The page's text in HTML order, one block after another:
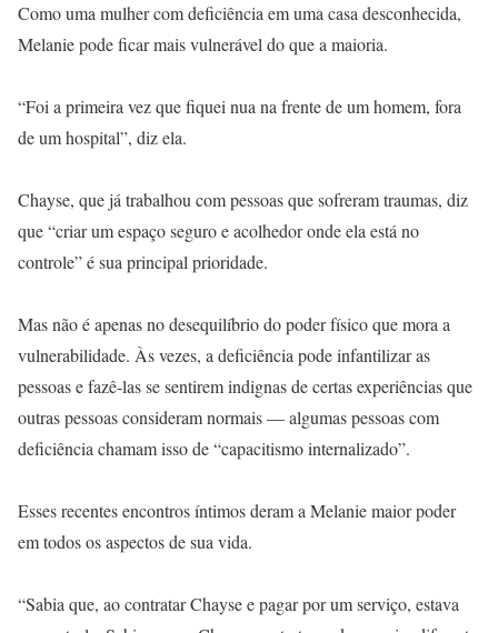
Como uma mulher com deficiência em uma casa desconhecida,
Melanie pode ficar mais vulnerável do que a maioria.
“Foi a primeira vez que fiquei nua na frente de um homem, fora
de um hospital”, diz ela.
Chayse, que já trabalhou com pessoas que sofreram traumas, diz
que “criar um espaço seguro e acolhedor onde ela está no
controle” é sua principal prioridade.
Mas não é apenas no desequilíbrio do poder físico que mora a
vulnerabilidade. Às vezes, a deficiência pode infantilizar as
pessoas e fazê-las se sentirem indignas de certas experiências que
outras pessoas consideram normais — algumas pessoas com
deficiência chamam isso de “capacitismo internalizado”.
Esses recentes encontros íntimos deram a Melanie maior poder
em todos os aspectos de sua vida.
“Sabia que, ao contratar Chayse e pagar por um serviço, estava